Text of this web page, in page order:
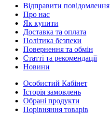
Відправити повідомлення
Про нас
Як купити
Доставка та оплата
Політика безпеки
Повернення та обмін
Статті та рекомендації
Новини
Особистий Кабінет
Історія замовлень
Обрані продукти
Порівняння товарів